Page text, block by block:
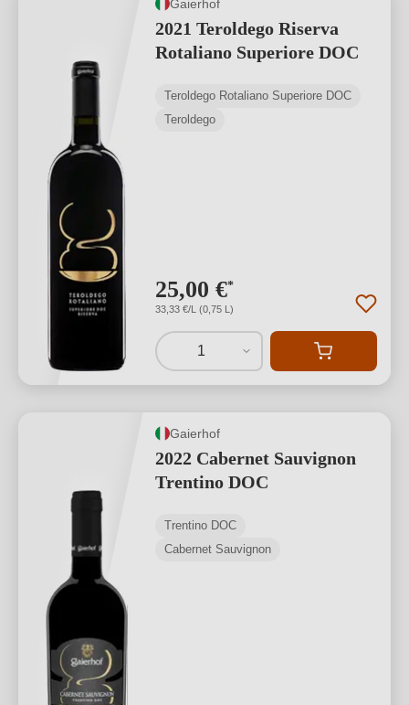
Gaierhof
2021 Teroldego Riserva
Rotaliano Superiore DOC
Teroldego Rotaliano Superiore DOC
Teroldego
25,00 €*
33,33 €/L (0,75 L)
1
Gaierhof
2022 Cabernet Sauvignon
Trentino DOC
Trentino DOC
Cabernet Sauvignon